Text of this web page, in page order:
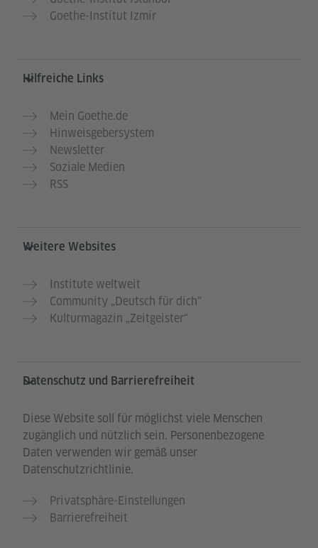
Goethe-Institut Izmir
Hilfreiche Links
Mein Goethe.de
Hinweisgebersystem
Newsletter
Soziale Medien
RSS
Weitere Websites
Institute weltweit
Community „Deutsch für dich“
Kulturmagazin „Zeitgeister“
Datenschutz und Barrierefreiheit
Diese Website soll für möglichst viele Menschen
zugänglich und nützlich sein. Personenbezogene
Daten verwenden wir gemäß unser
Datenschutzrichtlinie.
Privatsphäre-Einstellungen
Barrierefreiheit